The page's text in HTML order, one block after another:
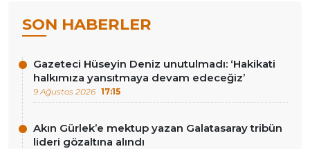
SON HABERLER
Gazeteci Hüseyin Deniz unutulmadı: ‘Hakikati
halkımıza yansıtmaya devam edeceğiz’
9 Ağustos 2026 17:15
Akın Gürlek’e mektup yazan Galatasaray tribün
lideri gözaltına alındı